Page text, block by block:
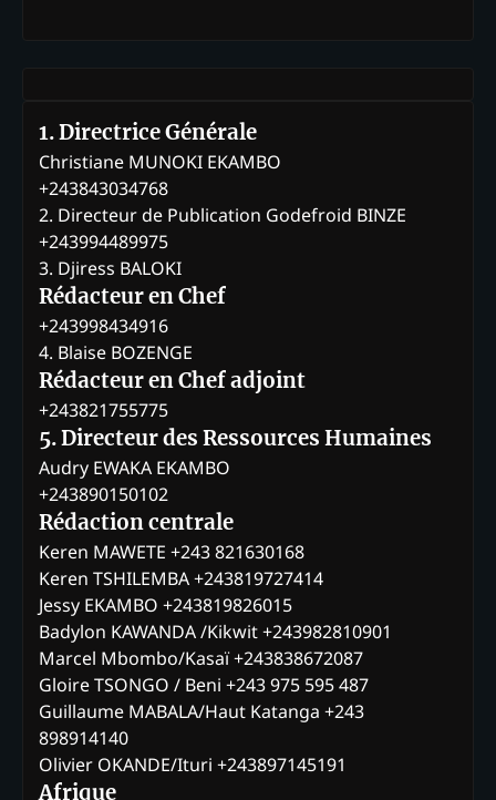
1. Directrice Générale
Christiane MUNOKI EKAMBO
+243843034768
2. Directeur de Publication Godefroid BINZE
+243994489975
3. Djiress BALOKI
Rédacteur en Chef
+243998434916
4. Blaise BOZENGE
Rédacteur en Chef adjoint
+243821755775
5. Directeur des Ressources Humaines
Audry EWAKA EKAMBO
+243890150102
Rédaction centrale
Keren MAWETE +243 821630168
Keren TSHILEMBA +243819727414
Jessy EKAMBO +243819826015
Badylon KAWANDA /Kikwit +243982810901
Marcel Mbombo/Kasaï +243838672087
Gloire TSONGO / Beni +243 975 595 487
Guillaume MABALA/Haut Katanga +243
898914140
Olivier OKANDE/Ituri +243897145191
Afrique